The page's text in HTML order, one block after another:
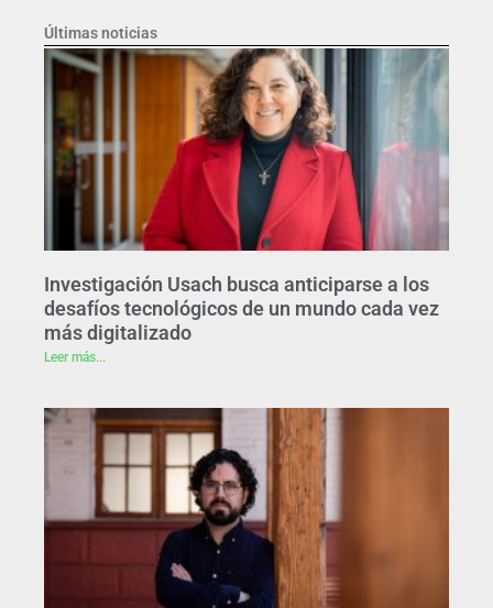
Últimas noticias
Investigación Usach busca anticiparse a los
desafíos tecnológicos de un mundo cada vez
más digitalizado
Leer más...